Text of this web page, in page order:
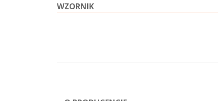
WZORNIK